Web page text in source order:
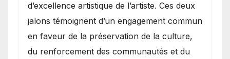
d’excellence artistique de l’artiste. Ces deux
jalons témoignent d’un engagement commun
en faveur de la préservation de la culture,
du renforcement des communautés et du